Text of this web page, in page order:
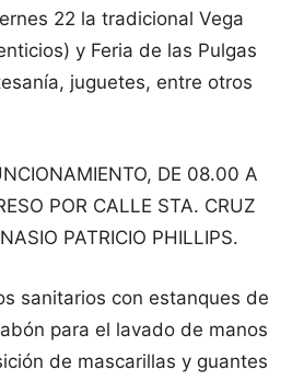
22 la tradicional Vega
y Feria de las Pulgas
juguetes, entre otros
DE 08.00 A
POR CALLE STA. CRUZ
PATRICIO PHILLIPS.
sanitarios con estanques de
para el lavado de manos
de mascarillas y guantes